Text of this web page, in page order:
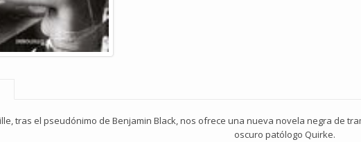
tras el pseudónimo de Benjamin Black, nos ofrece una nueva novela negra de
oscuro patólogo Quirke.